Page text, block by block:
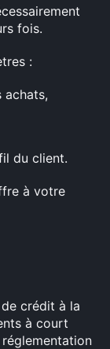
fois.
:
achats,
du client.
à votre
crédit à la
à court